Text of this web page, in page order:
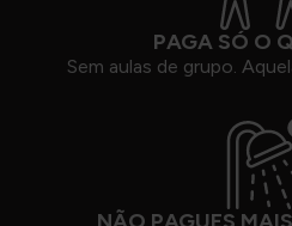
PAGA SÓ O
Sem aulas de grupo.